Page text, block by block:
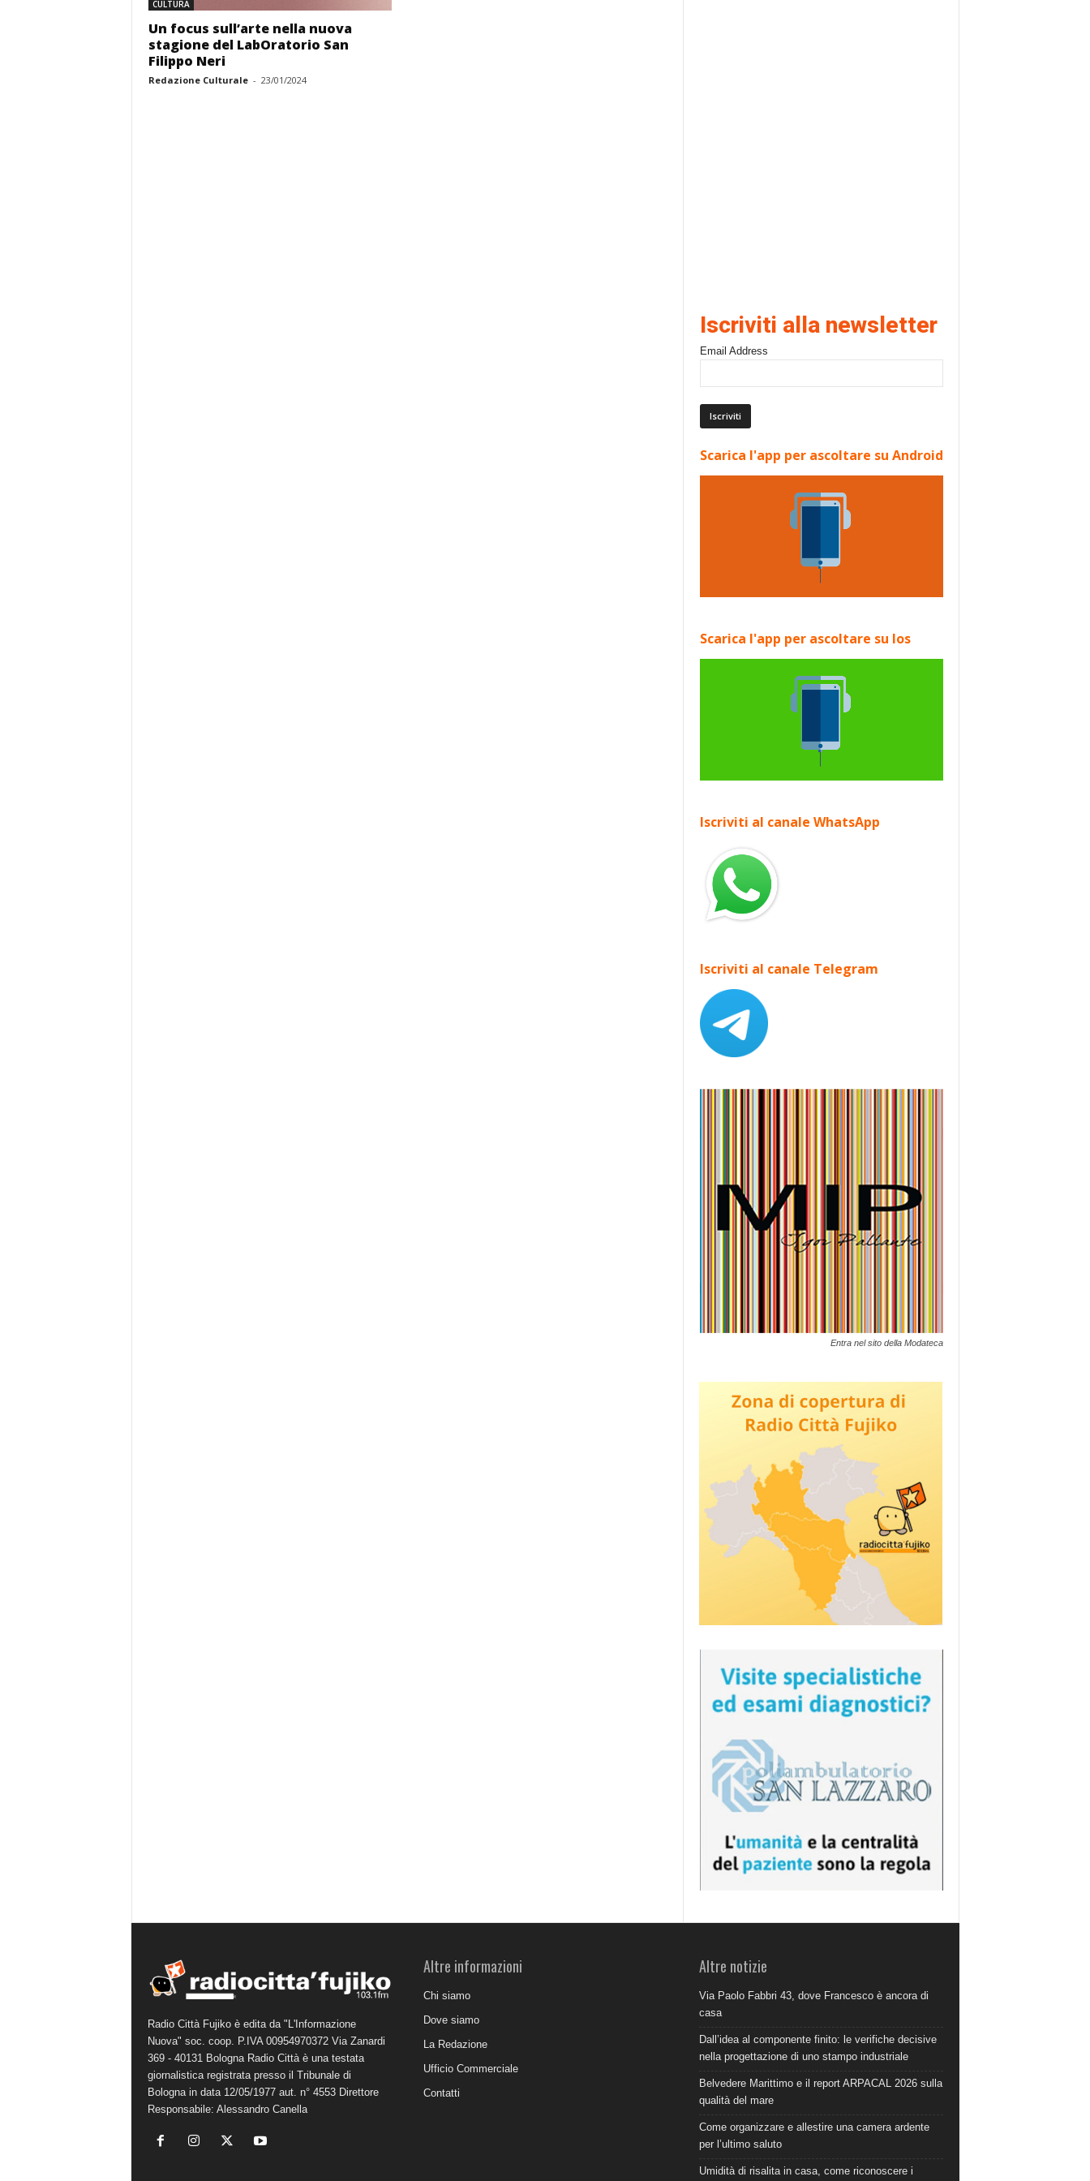
CULTURA
Un focus sull’arte nella nuova
stagione del LabOratorio San
Filippo Neri
Redazione Culturale - 23/01/2024
Iscriviti alla newsletter
Email Address
Scarica l'app per ascoltare su Android
Scarica l'app per ascoltare su Ios
Iscriviti al canale WhatsApp
Iscriviti al canale Telegram
Entra nel sito della Modateca
Radio Città Fujiko è edita da "L'Informazione
Nuova" soc. coop. P.IVA 00954970372 Via Zanardi
369 - 40131 Bologna Radio Città è una testata
giornalistica registrata presso il Tribunale di
Bologna in data 12/05/1977 aut. n° 4553 Direttore
Responsabile: Alessandro Canella
Altre informazioni
Chi siamo
Dove siamo
La Redazione
Ufficio Commerciale
Contatti
Altre notizie
Via Paolo Fabbri 43, dove Francesco è ancora di
casa
Dall’idea al componente finito: le verifiche decisive
nella progettazione di uno stampo industriale
Belvedere Marittimo e il report ARPACAL 2026 sulla
qualità del mare
Come organizzare e allestire una camera ardente
per l’ultimo saluto
Umidità di risalita in casa, come riconoscere i